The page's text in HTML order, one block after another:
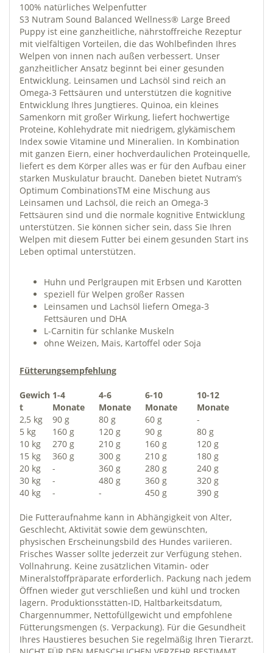
100% natürliches Welpenfutter
S3 Nutram Sound Balanced Wellness® Large Breed
Puppy ist eine ganzheitliche, nährstoffreiche Rezeptur
mit vielfältigen Vorteilen, die das Wohlbefinden Ihres
Welpen von innen nach außen verbessert. Unser
ganzheitlicher Ansatz beginnt bei einer gesunden
Entwicklung. Leinsamen und Lachsöl sind reich an
Omega-3 Fettsäuren und unterstützen die kognitive
Entwicklung Ihres Jungtieres. Quinoa, ein kleines
Samenkorn mit großer Wirkung, liefert hochwertige
Proteine, Kohlehydrate mit niedrigem, glykämischem
Index sowie Vitamine und Mineralien. In Kombination
mit ganzen Eiern, einer hochverdaulichen Proteinquelle,
liefert es dem Körper alles was er für den Aufbau einer
starken Muskulatur braucht. Daneben bietet Nutram’s
Optimum CombinationsTM eine Mischung aus
Leinsamen und Lachsöl, die reich an Omega-3
Fettsäuren sind und die normale kognitive Entwicklung
unterstützen. Sie können sicher sein, dass Sie Ihren
Welpen mit diesem Futter bei einem gesunden Start ins
Leben optimal unterstützen.
Huhn und Perlgraupen mit Erbsen und Karotten
speziell für Welpen großer Rassen
Leinsamen und Lachsöl liefern Omega-3
Fettsäuren und DHA
L-Carnitin für schlanke Muskeln
ohne Weizen, Mais, Kartoffel oder Soja
Fütterungsempfehlung
Gewich
t
1-4
Monate
4-6
Monate
6-10
Monate
10-12
Monate
2,5 kg
90 g 80 g 60 g
-
5 kg
160 g 120 g 90 g
80 g
10 kg
270 g 210 g 160 g
120 g
15 kg
360 g 300 g 210 g
180 g
20 kg
- 360 g 280 g
240 g
30 kg
- 480 g 360 g
320 g
40 kg
- - 450 g 390 g
Die Futteraufnahme kann in Abhängigkeit von Alter,
Geschlecht, Aktivität sowie dem gewünschten,
physischen Erscheinungsbild des Hundes variieren.
Frisches Wasser sollte jederzeit zur Verfügung stehen.
Vollnahrung. Keine zusätzlichen Vitamin- oder
Mineralstoffpräparate erforderlich. Packung nach jedem
Öffnen wieder gut verschließen und kühl und trocken
lagern. Produktionsstätten-ID, Haltbarkeitsdatum,
Chargennummer, Nettofüllgewicht und empfohlene
Fütterungsmengen (s. Verpackung). Für die Gesundheit
Ihres Haustieres besuchen Sie regelmäßig Ihren Tierarzt.